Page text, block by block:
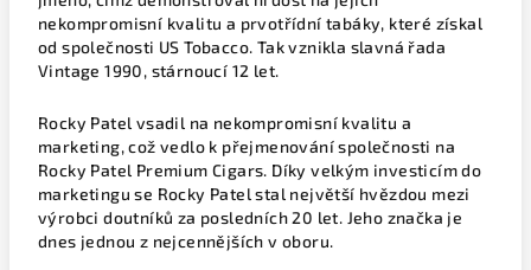
nekompromisní kvalitu a prvotřídní tabáky, které získal
od společnosti US Tobacco. Tak vznikla slavná řada
Vintage 1990, stárnoucí 12 let.
Rocky Patel vsadil na nekompromisní kvalitu a
marketing, což vedlo k přejmenování společnosti na
Rocky Patel Premium Cigars. Díky velkým investicím do
marketingu se Rocky Patel stal největší hvězdou mezi
výrobci doutníků za posledních 20 let. Jeho značka je
dnes jednou z nejcennějších v oboru.